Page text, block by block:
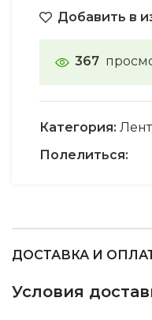
Добавить в
367
Категория:
Полелиться:
ДОСТАВКА И
Условия